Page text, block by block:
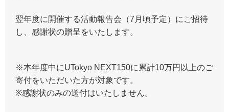
翌年度に開催する活動報告会（7月頃予定）にご招待
し、感謝状の贈呈をいたします。
※本年度中にUTokyo NEXT150に累計10万円以上のご
寄付をいただいた方が対象です。
※感謝状のみの送付はいたしません。